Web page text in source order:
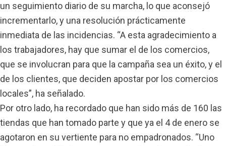
un seguimiento diario de su marcha, lo que aconsejó
incrementarlo, y una resolución prácticamente
inmediata de las incidencias. “A esta agradecimiento a
los trabajadores, hay que sumar el de los comercios,
que se involucran para que la campaña sea un éxito, y el
de los clientes, que deciden apostar por los comercios
locales”, ha señalado.
Por otro lado, ha recordado que han sido más de 160 las
tiendas que han tomado parte y que ya el 4 de enero se
agotaron en su vertiente para no empadronados. “Uno